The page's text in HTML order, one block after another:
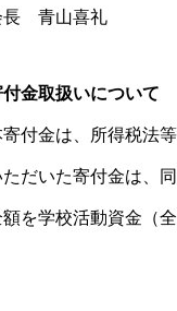
長 青山喜礼
付金取扱いについて
付金は、所得税法
ただいた寄付金は、
を学校活動資金（